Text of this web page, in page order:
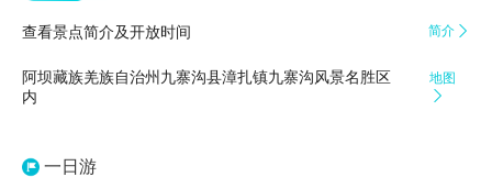
查看景点简介及开放时间 简介 
阿坝藏族羌族自治州九寨沟县漳扎镇九寨沟风景名胜区
内
地图

一日游